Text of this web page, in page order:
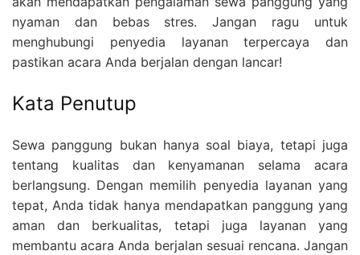
nyaman dan bebas stres. Jangan ragu untuk
menghubungi penyedia layanan terpercaya dan
pastikan acara Anda berjalan dengan lancar!
Kata Penutup
Sewa panggung bukan hanya soal biaya, tetapi juga
tentang kualitas dan kenyamanan selama acara
berlangsung. Dengan memilih penyedia layanan yang
tepat, Anda tidak hanya mendapatkan panggung yang
aman dan berkualitas, tetapi juga layanan yang
membantu acara Anda berjalan sesuai rencana. Jangan